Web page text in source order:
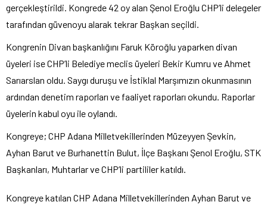
gerçekleştirildi. Kongrede 42 oy alan Şenol Eroğlu CHP’li delegeler
tarafından güvenoyu alarak tekrar Başkan seçildi.
Kongrenin Divan başkanlığını Faruk Köroğlu yaparken divan
üyeleri ise CHP’li Belediye meclis üyeleri Bekir Kumru ve Ahmet
Sarıarslan oldu. Saygı duruşu ve İstiklal Marşımızın okunmasının
ardından denetim raporları ve faaliyet raporları okundu. Raporlar
üyelerin kabul oyu ile oylandı.
Kongreye; CHP Adana Milletvekillerinden Müzeyyen Şevkin,
Ayhan Barut ve Burhanettin Bulut, İlçe Başkanı Şenol Eroğlu, STK
Başkanları, Muhtarlar ve CHP’li partililer katıldı.
Kongreye katılan CHP Adana Milletvekillerinden Ayhan Barut ve